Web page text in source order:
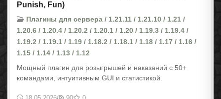
Punish, Fun)
Плагины для сервера / 1.21.11 / 1.21.10 / 1.21 /
1.20.6 / 1.20.4 / 1.20.2 / 1.20.1 / 1.20 / 1.19.3 / 1.19.4 /
1.19.2 / 1.19.1 / 1.19 / 1.18.2 / 1.18.1 / 1.18 / 1.17 / 1.16 /
1.15 / 1.14 / 1.13 / 1.12
Мощный плагин для розыгрышей и наказаний с 50+
командами, интуитивным GUI и статистикой.